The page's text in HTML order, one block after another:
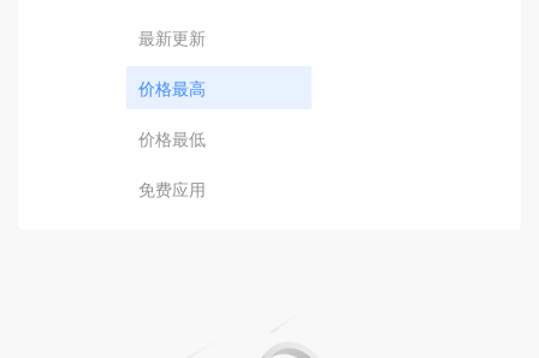
最新更新
价格最高
价格最低
免费应用